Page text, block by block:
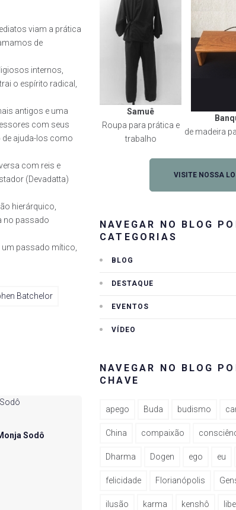
viam a prática
de
internos,
o espírito radical,
antigos e uma
com seus
ajuda-los como
com reis e
(Devadatta)
hierárquico,
no passado
passado mítico,
Batchelor
Sodô
Samuê
Roupa para prática e
trabalho
de madeira
VISITE NOSSA
NAVEGAR NO BLOG
CATEGORIAS
BLOG
DESTAQUE
EVENTOS
VÍDEO
NAVEGAR NO BLOG
CHAVE
apego Buda budismo
China compaixão
Dharma Dogen ego eu
felicidade Florianópolis
ilusão karma kenshô